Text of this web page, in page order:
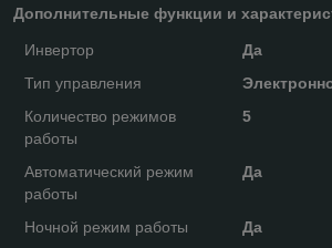
Дополнительные функции и
Инвертор
Да
Тип управления
Количество режимов
работы
5
Автоматический режим
работы
Да
Ночной режим работы
Да